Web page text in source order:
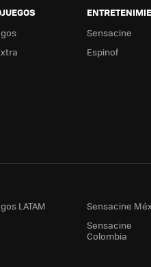
Sensacine
Espinof
LATAM
Sensacine
Sensacine
Colombia